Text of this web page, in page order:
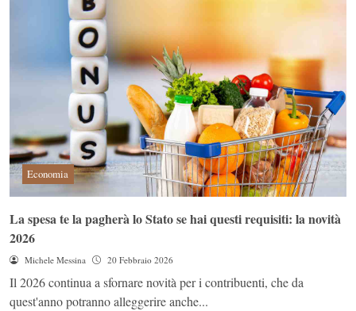
Economia
La spesa te la pagherà lo Stato se hai questi requisiti: la novità
2026
Michele Messina 20 Febbraio 2026
Il 2026 continua a sfornare novità per i contribuenti, che da
quest'anno potranno alleggerire anche...